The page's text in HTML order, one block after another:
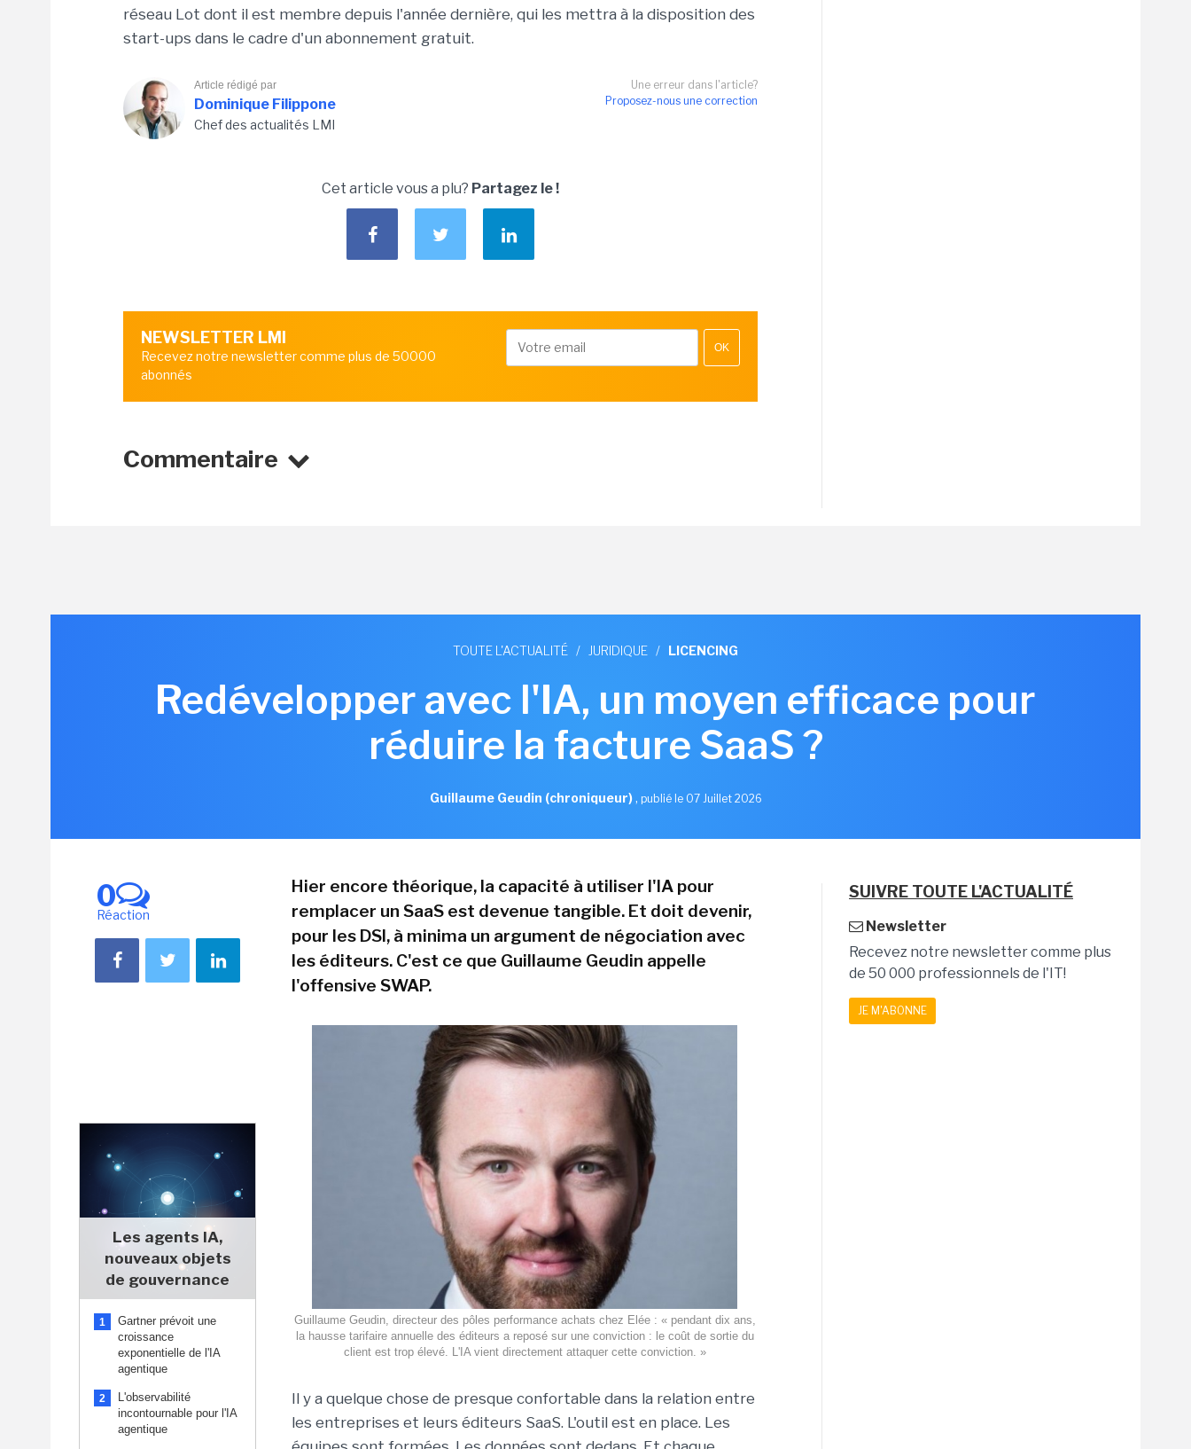
réseau Lot dont il est membre depuis l'année dernière, qui les mettra à la disposition des
start-ups dans le cadre d'un abonnement gratuit.
Une erreur dans l'article?
Proposez-nous une correction
Article rédigé par
Dominique Filippone
Chef des actualités LMI
Cet article vous a plu? Partagez le !
NEWSLETTER LMI
Recevez notre newsletter comme plus de 50000
abonnés
OK
Commentaire
TOUTE L'ACTUALITÉ / JURIDIQUE / LICENCING
Redévelopper avec l'IA, un moyen efficace pour
réduire la facture SaaS ?
Guillaume Geudin (chroniqueur), publié le 07 Juillet 2026
0
Réaction
Les agents IA,
nouveaux objets
de gouvernance
1
Gartner prévoit une
croissance
exponentielle de l'IA
agentique
2
L'observabilité
incontournable pour l'IA
agentique
Hier encore théorique, la capacité à utiliser l'IA pour
remplacer un SaaS est devenue tangible. Et doit devenir,
pour les DSI, à minima un argument de négociation avec
les éditeurs. C'est ce que Guillaume Geudin appelle
l'offensive SWAP.
Guillaume Geudin, directeur des pôles performance achats chez Elée : « pendant dix ans,
la hausse tarifaire annuelle des éditeurs a reposé sur une conviction : le coût de sortie du
client est trop élevé. L'IA vient directement attaquer cette conviction. »
Il y a quelque chose de presque confortable dans la relation entre
les entreprises et leurs éditeurs SaaS. L'outil est en place. Les
SUIVRE TOUTE L'ACTUALITÉ
Newsletter
Recevez notre newsletter comme plus
de 50 000 professionnels de l'IT!
JE M'ABONNE